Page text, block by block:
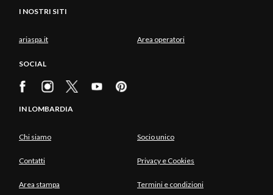
I NOSTRI SITI
ariaspa.it Area operatori
SOCIAL
IN LOMBARDIA
Chi siamo Socio unico
Contatti Privacy e Cookies
Area stampa Termini e condizioni